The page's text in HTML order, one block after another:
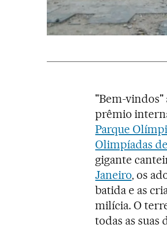
"Bem-vindos"
prêmio
Parque
Olimpíadas
gigante
Janeiro, os
batida e as
milícia. O
todas as